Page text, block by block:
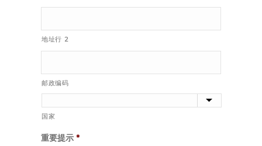
地址行 2
邮政编码
国家
重要提示 *